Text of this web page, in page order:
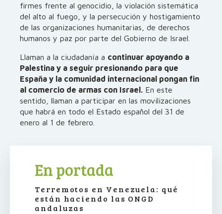
firmes frente al genocidio, la violación sistemática
del alto al fuego, y la persecución y hostigamiento
de las organizaciones humanitarias, de derechos
humanos y paz por parte del Gobierno de Israel.
Llaman a la ciudadanía a continuar apoyando a
Palestina y a seguir presionando para que
España y la comunidad internacional pongan fin
al comercio de armas con Israel. En este
sentido, llaman a participar en las movilizaciones
que habrá en todo el Estado español del 31 de
enero al 1 de febrero.
En portada
Terremotos en Venezuela: qué
están haciendo las ONGD
andaluzas